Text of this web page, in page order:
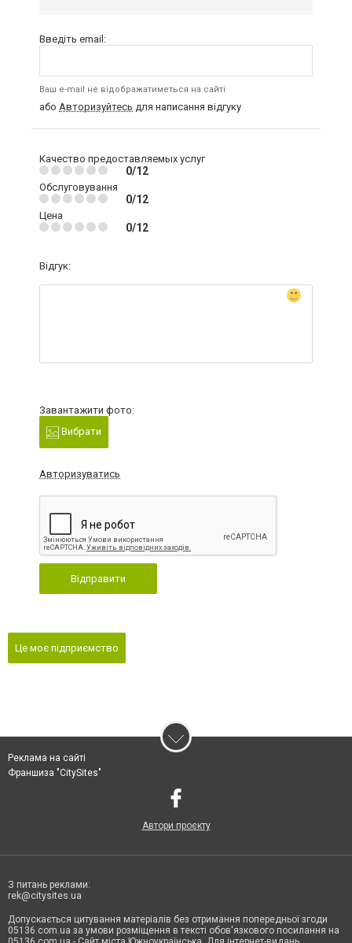
Введіть email:
Ваш e-mail не відображатиметься на сайті
або Авторизуйтесь для написання відгуку
Качество предоставляемых услуг
0/12
Обслуговування
0/12
Цена
0/12
Відгук:
Завантажити фото:
Вибрати
Авторизуватись
Відправити
Це моє підприємство
Реклама на сайті
Франшиза "CitySites"
Автори проєкту
З питань реклами:
rek@citysites.ua
Допускається цитування матеріалів без отримання попередньої згоди
05136.com.ua за умови розміщення в тексті обов'язкового посилання на